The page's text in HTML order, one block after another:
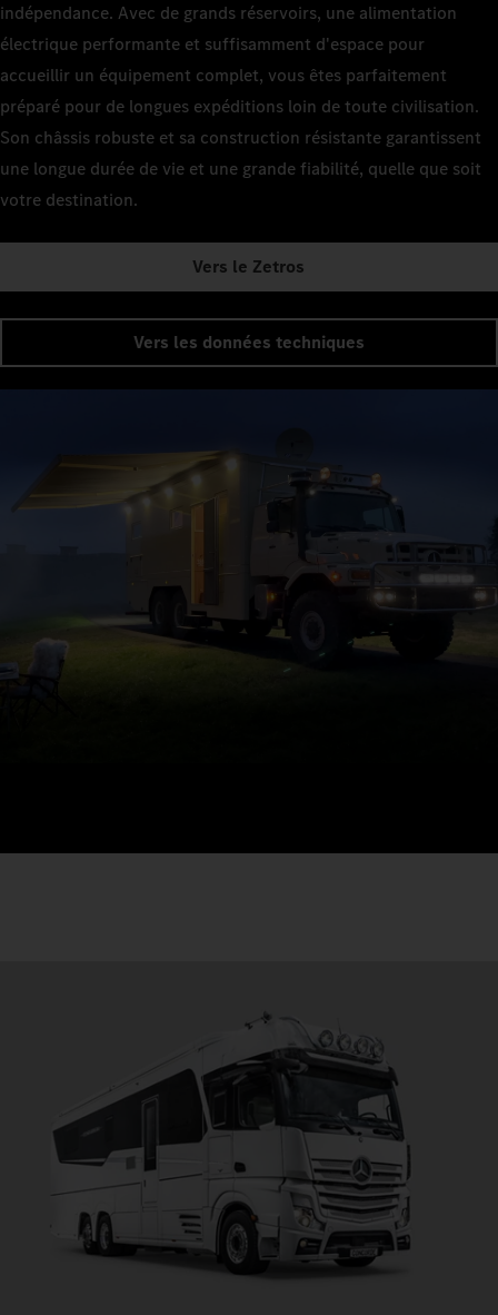
indépendance. Avec de grands réservoirs, une alimentation
électrique performante et suffisamment d'espace pour
accueillir un équipement complet, vous êtes parfaitement
préparé pour de longues expéditions loin de toute civilisation.
Son châssis robuste et sa construction résistante garantissent
une longue durée de vie et une grande fiabilité, quelle que soit
votre destination.
Vers le Zetros
Vers les données techniques